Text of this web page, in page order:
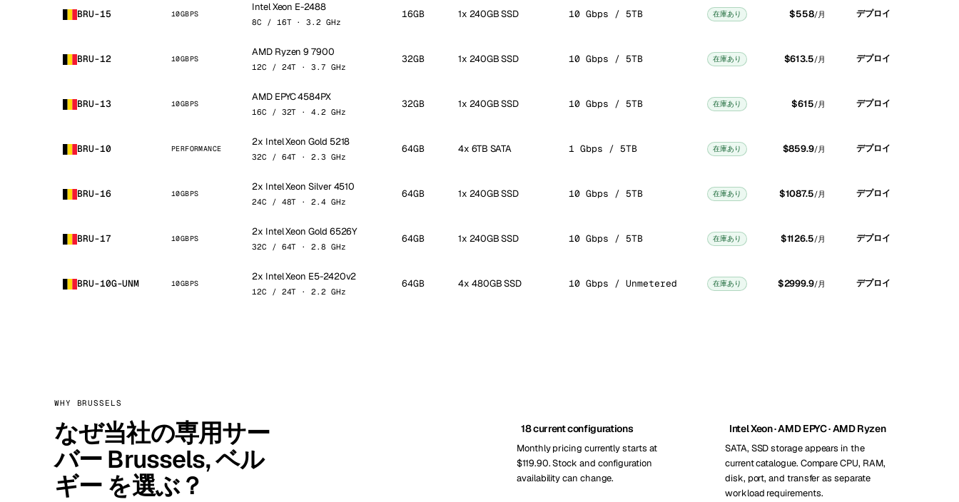
BRU-15 10GBPS
Intel Xeon E-2488
8C / 16T · 3.2 GHz
16GB 1x 240GB SSD 10 Gbps / 5TB 在庫あり $558/月 デプロイ
BRU-12 10GBPS
AMD Ryzen 9 7900
12C / 24T · 3.7 GHz
32GB 1x 240GB SSD 10 Gbps / 5TB 在庫あり $613.5/月 デプロイ
BRU-13 10GBPS
AMD EPYC 4584PX
16C / 32T · 4.2 GHz
32GB 1x 240GB SSD 10 Gbps / 5TB 在庫あり $615/月 デプロイ
BRU-10 PERFORMANCE
2x Intel Xeon Gold 5218
32C / 64T · 2.3 GHz
64GB 4x 6TB SATA 1 Gbps / 5TB 在庫あり $859.9/月 デプロイ
BRU-16 10GBPS
2x Intel Xeon Silver 4510
24C / 48T · 2.4 GHz
64GB 1x 240GB SSD 10 Gbps / 5TB 在庫あり $1087.5/月 デプロイ
BRU-17 10GBPS
2x Intel Xeon Gold 6526Y
32C / 64T · 2.8 GHz
64GB 1x 240GB SSD 10 Gbps / 5TB 在庫あり $1126.5/月 デプロイ
BRU-10G-UNM 10GBPS
2x Intel Xeon E5-2420v2
12C / 24T · 2.2 GHz
64GB 4x 480GB SSD 10 Gbps / Unmetered 在庫あり $2999.9/月 デプロイ
WHY BRUSSELS
なぜ当社の専用サー
バー Brussels, ベル
ギー を選ぶ？
18 current configurations
Monthly pricing currently starts at
$119.90. Stock and configuration
availability can change.
Intel Xeon · AMD EPYC · AMD Ryzen
SATA, SSD storage appears in the
current catalogue. Compare CPU, RAM,
disk, port, and transfer as separate
workload requirements.